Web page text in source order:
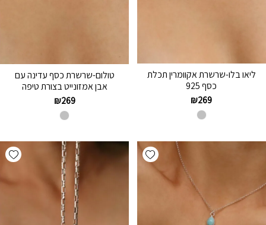
ליאו בלו-שרשרת אקוומרין תכלת
כסף 925
₪269
טולום-שרשרת כסף עדינה עם
אבן אמזונייט בצורת טיפה
₪269
Add wishlist